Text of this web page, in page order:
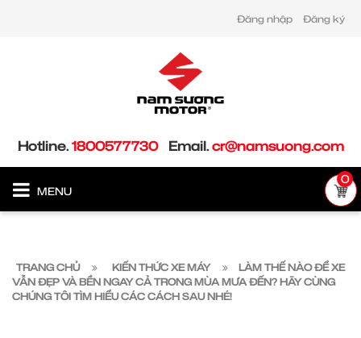
Đăng nhập Đăng ký
Hotline.1800577730 Email.cr@namsuong.com
MENU
0
TRANG CHỦ KIẾN THỨC XE MÁY
LÀM THẾ NÀO ĐỂ XE
VẪN ĐẸP VÀ BỀN NGAY CẢ TRONG MÙA MƯA ĐẾN? HÃY CÙNG
CHÚNG TÔI TÌM HIỂU CÁC CÁCH SAU NHÉ!